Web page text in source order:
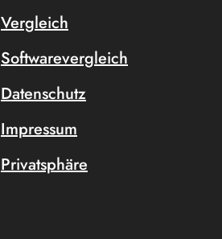
Vergleich
Softwarevergleich
Datenschutz
Impressum
Privatsphäre